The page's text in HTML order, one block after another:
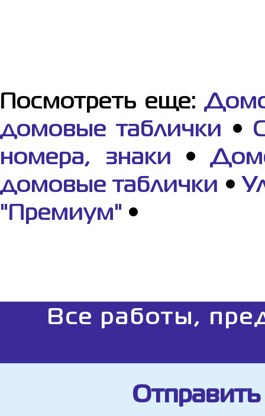
Посмотреть еще:
домовые таблички •
номера, знаки •
домовые таблички •
"Премиум" •
Все работы,
Отправить